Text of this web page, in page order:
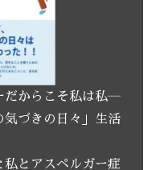
だからこそ私は私―
気づきの日々」生活
とアスペルガー症